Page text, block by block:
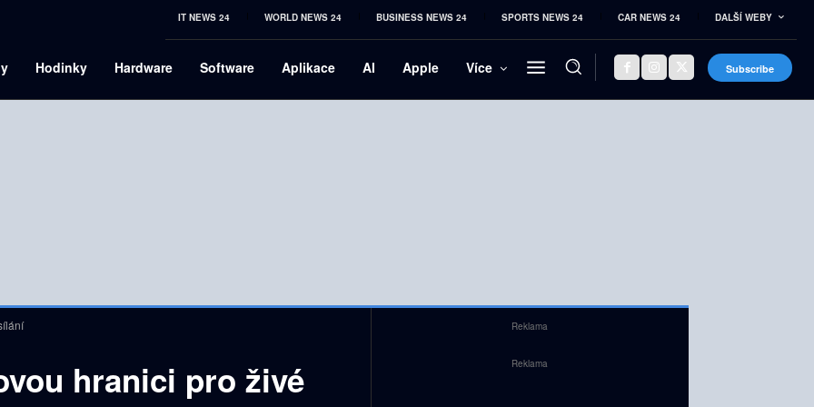
IT NEWS 24 WORLD NEWS 24 BUSINESS NEWS 24 SPORTS NEWS 24 CAR NEWS 24 DALŠÍ WEBY
Hodinky Hardware Software Aplikace AI Apple Více Subscribe
hranici pro živé
Reklama
Reklama